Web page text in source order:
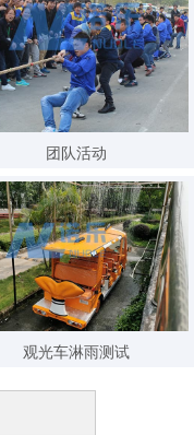
团队活动
观光车淋雨测试